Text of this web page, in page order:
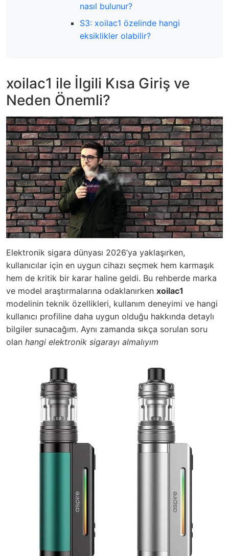
nasıl bulunur?
S3: xoilac1 özelinde hangi
eksiklikler olabilir?
xoilac1 ile İlgili Kısa Giriş ve
Neden Önemli?
Elektronik sigara dünyası 2026’ya yaklaşırken,
kullanıcılar için en uygun cihazı seçmek hem karmaşık
hem de kritik bir karar haline geldi. Bu rehberde marka
ve model araştırmalarına odaklanırken xoilac1
modelinin teknik özellikleri, kullanım deneyimi ve hangi
kullanıcı profiline daha uygun olduğu hakkında detaylı
bilgiler sunacağım. Aynı zamanda sıkça sorulan soru
olan hangi elektronik sigarayı almalıyım